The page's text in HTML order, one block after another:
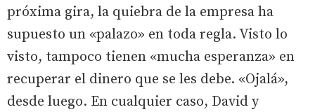
próxima gira, la quiebra de la empresa ha
supuesto un «palazo» en toda regla. Visto lo
visto, tampoco tienen «mucha esperanza» en
recuperar el dinero que se les debe. «Ojalá»,
desde luego. En cualquier caso, David y